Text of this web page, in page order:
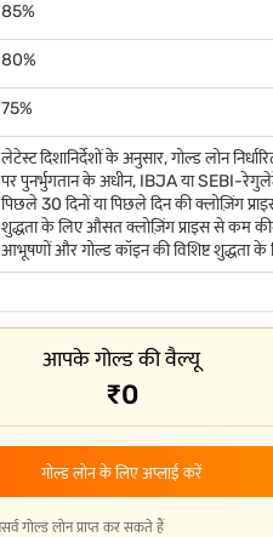
कर सकते हैं. दूसरी ओर, अगर कीमतें कम
पुनर्भुगतान की मांग कर सकते हैं. अप्लाई
या वार्षिक. प्रतिस्पर्धी ब्याज दरों और
किसी अतिरिक्त लागत के पूरी तरह से
भी कर सकते हैं. सुरक्षित स्टोरेज और
85%
80%
75%
लेटेस्ट दिशानिर्देशों के अनुसार, गोल्ड लोन
पर पुनर्भुगतान के अधीन, IBJA या SEBI-
पिछले 30 दिनों या पिछले दिन की क्लोज़िंग
शुद्धता के लिए औसत क्लोज़िंग प्राइस से कम
आभूषणों और गोल्ड कॉइन की विशिष्ट शुद्धता
आपके गोल्ड की वैल्यू
₹0
गोल्ड लोन के लिए अप्लाई करें
गोल्ड लोन प्राप्त कर सकते हैं